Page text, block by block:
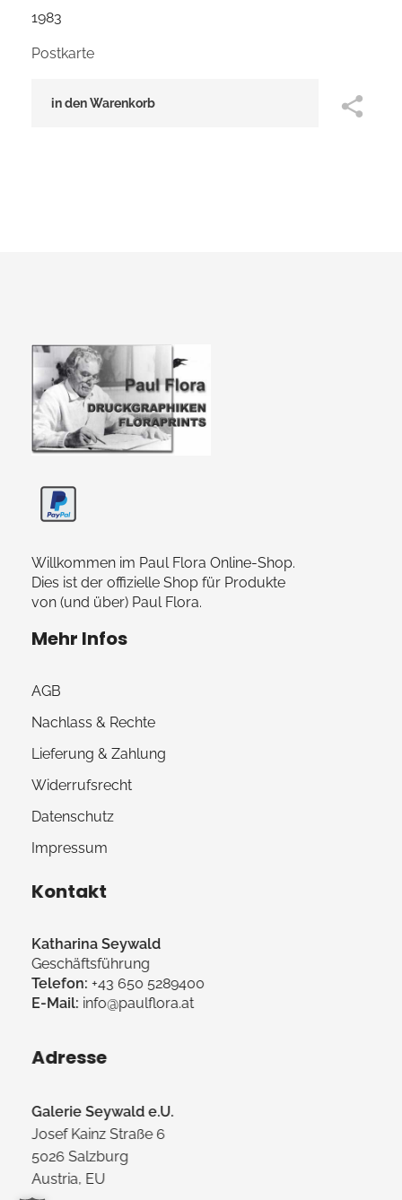
1983
Postkarte
in den Warenkorb
Paul Flora Shop
Willkommen im Paul Flora Online-Shop.
Dies ist der offizielle Shop für Produkte
von (und über) Paul Flora.
Mehr Infos
AGB
Nachlass & Rechte
Lieferung & Zahlung
Widerrufsrecht
Datenschutz
Impressum
Kontakt
Katharina Seywald
Geschäftsführung
Telefon: +43 650 5289400
E-Mail: info@paulflora.at
Adresse
Galerie Seywald e.U.
Josef Kainz Straße 6
5026 Salzburg
Austria, EU